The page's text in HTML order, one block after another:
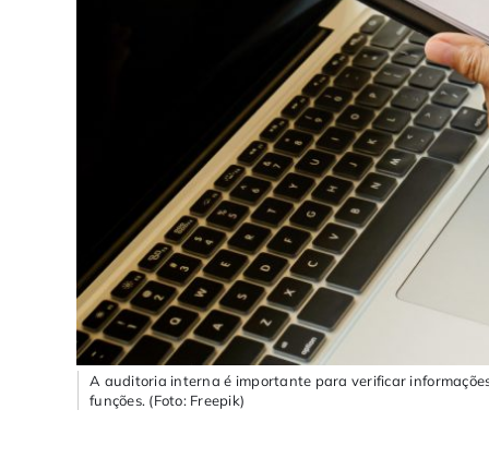
A auditoria interna é importante para verificar
funções. (Foto: Freepik)